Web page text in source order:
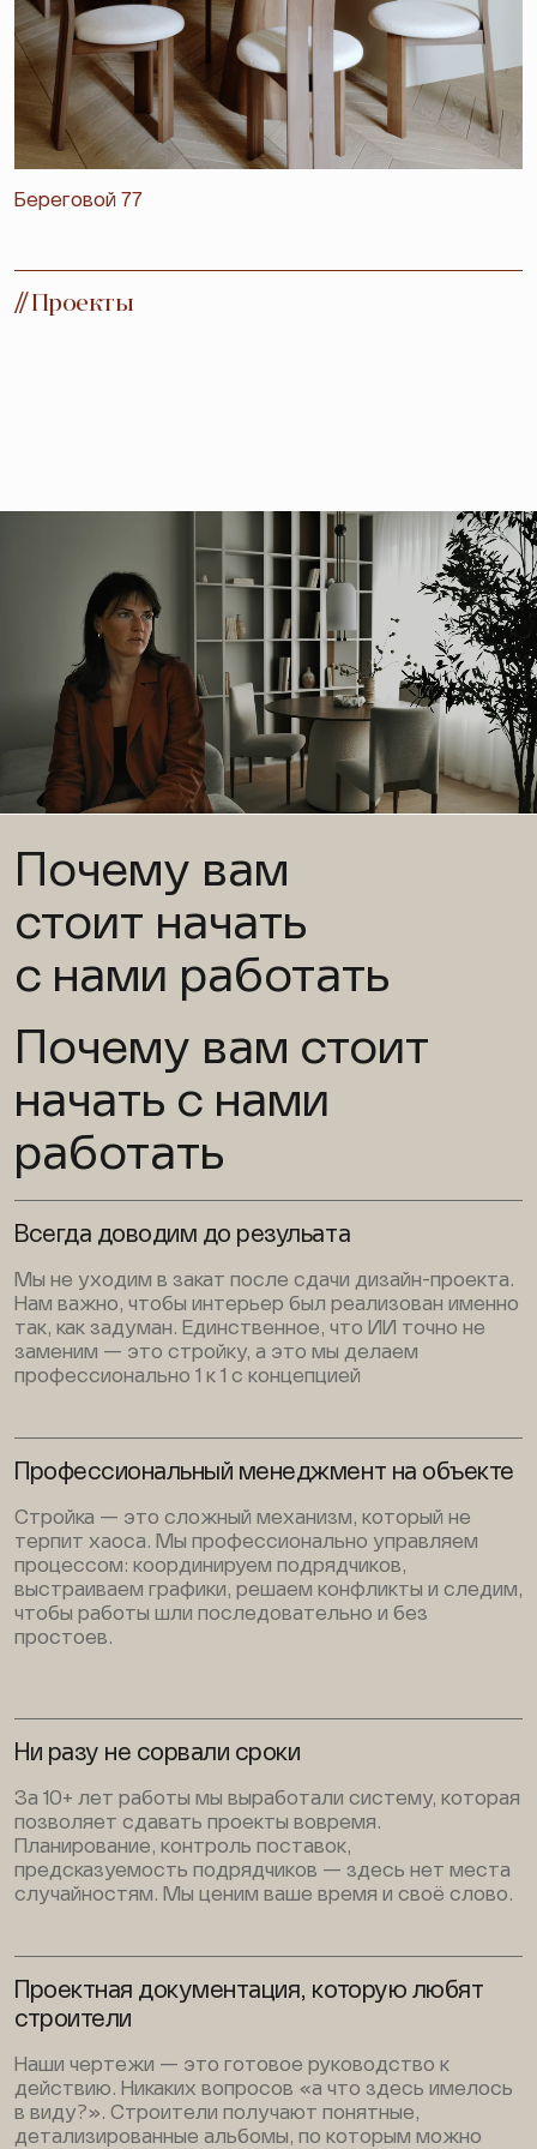
Береговой 77
// Проекты
Почему вам
стоит начать
с нами работать
Почему вам стоит
начать с нами
работать
Всегда доводим до резульата
Мы не уходим в закат после сдачи дизайн-проекта.
Нам важно, чтобы интерьер был реализован именно
так, как задуман. Единственное, что ИИ точно не
заменим — это стройку, а это мы делаем
профессионально 1 к 1 с концепцией
Профессиональный менеджмент на объекте
Стройка — это сложный механизм, который не
терпит хаоса. Мы профессионально управляем
процессом: координируем подрядчиков,
выстраиваем графики, решаем конфликты и следим,
чтобы работы шли последовательно и без
простоев.
Ни разу не сорвали сроки
За 10+ лет работы мы выработали систему, которая
позволяет сдавать проекты вовремя.
Планирование, контроль поставок,
предсказуемость подрядчиков — здесь нет места
случайностям. Мы ценим ваше время и своё слово.
Проектная документация, которую любят
строители
Наши чертежи — это готовое руководство к
действию. Никаких вопросов «а что здесь имелось
в виду?». Строители получают понятные,
детализированные альбомы, по которым можно